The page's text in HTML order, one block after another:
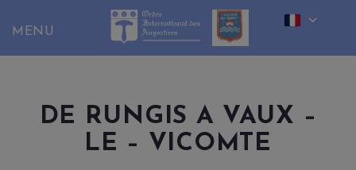
content
DE RUNGIS A VAUX –
LE – VICOMTE